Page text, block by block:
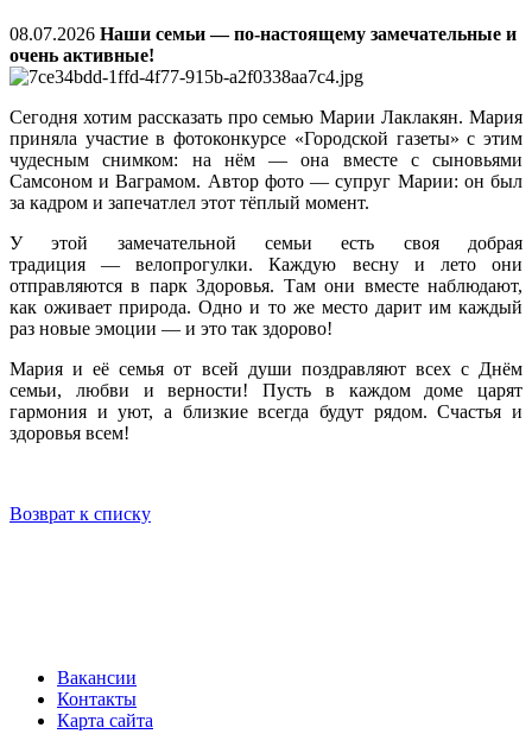
08.07.2026 Наши семьи — по‑настоящему замечательные и
очень активные!
Сегодня хотим рассказать про семью Марии Лаклакян. Мария
приняла участие в фотоконкурсе «Городской газеты» с этим
чудесным снимком: на нём — она вместе с сыновьями
Самсоном и Ваграмом. Автор фото — супруг Марии: он был
за кадром и запечатлел этот тёплый момент.
У этой замечательной семьи есть своя добрая
традиция — велопрогулки. Каждую весну и лето они
отправляются в парк Здоровья. Там они вместе наблюдают,
как оживает природа. Одно и то же место дарит им каждый
раз новые эмоции — и это так здорово!
Мария и её семья от всей души поздравляют всех с Днём
семьи, любви и верности! Пусть в каждом доме царят
гармония и уют, а близкие всегда будут рядом. Счастья и
здоровья всем!
Возврат к списку
Вакансии
Контакты
Карта сайта